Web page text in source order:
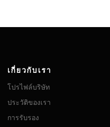
เกี่ยวกับเรา
โปรไฟล์บริษัท
ประวัติของเรา
การรับรอง